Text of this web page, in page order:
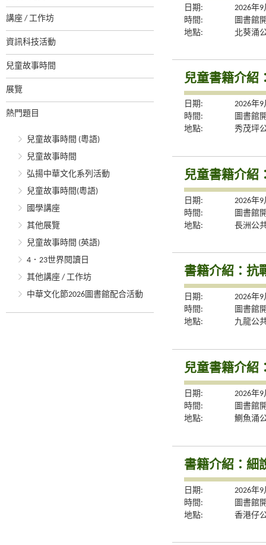
講座 / 工作坊
資訊科技活動
兒童故事時間
展覽
熱門題目
兒童故事時間 (粵語)
兒童故事時間
弘揚中華文化系列活動
兒童故事時間(粵語)
國學講座
其他展覽
兒童故事時間 (英語)
4．23世界閱讀日
其他講座 / 工作坊
中華文化節2026圖書館配合活動
日期:
2026年
時間:
圖書館
地點:
北葵涌
兒童書籍介紹
日期:
2026年
時間:
圖書館
地點:
秀茂坪
兒童書籍介紹
日期:
2026年
時間:
圖書館
地點:
長洲公
書籍介紹：抗
日期:
2026年
時間:
圖書館
地點:
九龍公
兒童書籍介紹
日期:
2026年
時間:
圖書館
地點:
鰂魚涌
書籍介紹：細
日期:
2026年
時間:
圖書館
地點:
香港仔